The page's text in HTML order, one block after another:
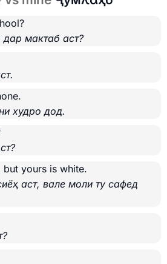
мактаб аст?
худро дод.
yours is white.
аст, вале моли ту сафед